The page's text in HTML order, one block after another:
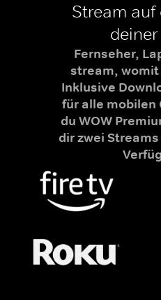
Stream auf
Fernseher,
stream,
Inklusive
für alle mobilen
du WOW
dir zwei